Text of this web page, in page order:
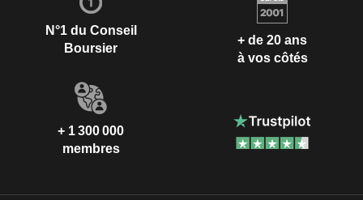
N°1 du Conseil
Boursier
+ de 20 ans
à vos côtés
+ 1 300 000
membres